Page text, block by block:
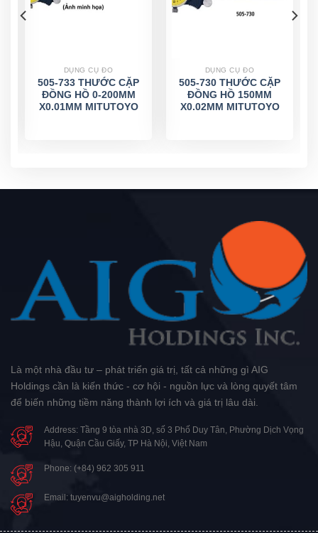
DỤNG CỤ ĐO
505-733 THƯỚC CẶP
ĐỒNG HỒ 0-200MM
X0.01MM MITUTOYO
DỤNG CỤ ĐO
505-730 THƯỚC CẶP
ĐỒNG HỒ 150MM
X0.02MM MITUTOYO
Là một nhà đầu tư – phát triển giá trị, tất cả những gì AIG
Holdings cần là kiến thức - cơ hội - nguồn lực và lòng quyết tâm
để biến những tiềm năng thành lợi ích và giá trị lâu dài.
Address: Tầng 9 tòa nhà 3D, số 3 Phố Duy Tân, Phường Dịch Vọng
Hậu, Quận Cầu Giấy, TP Hà Nội, Việt Nam
Phone: (+84) 962 305 911
Email: tuyenvu@aigholding.net